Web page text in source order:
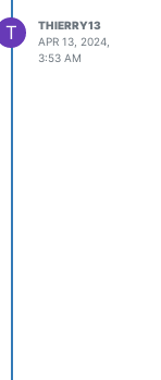
T
THIERRY13
APR 13, 2024,
3:53 AM